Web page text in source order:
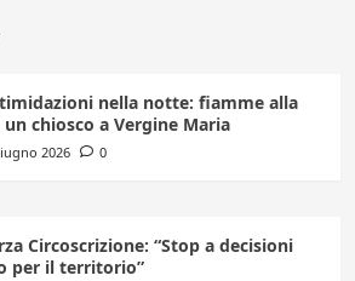
nella notte: fiamme alla
chiosco a Vergine Maria
2026 0
Circoscrizione: “Stop a decisioni
per il territorio”